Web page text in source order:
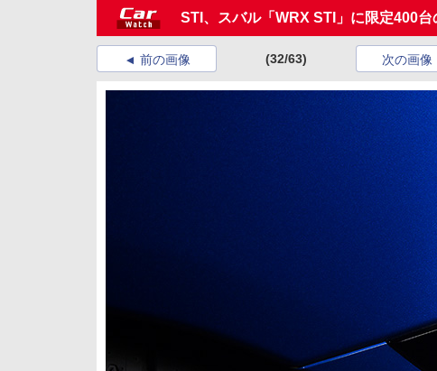
STI、スバル「WRX STI」に限定400
前の画像 (32/63) 次の画像